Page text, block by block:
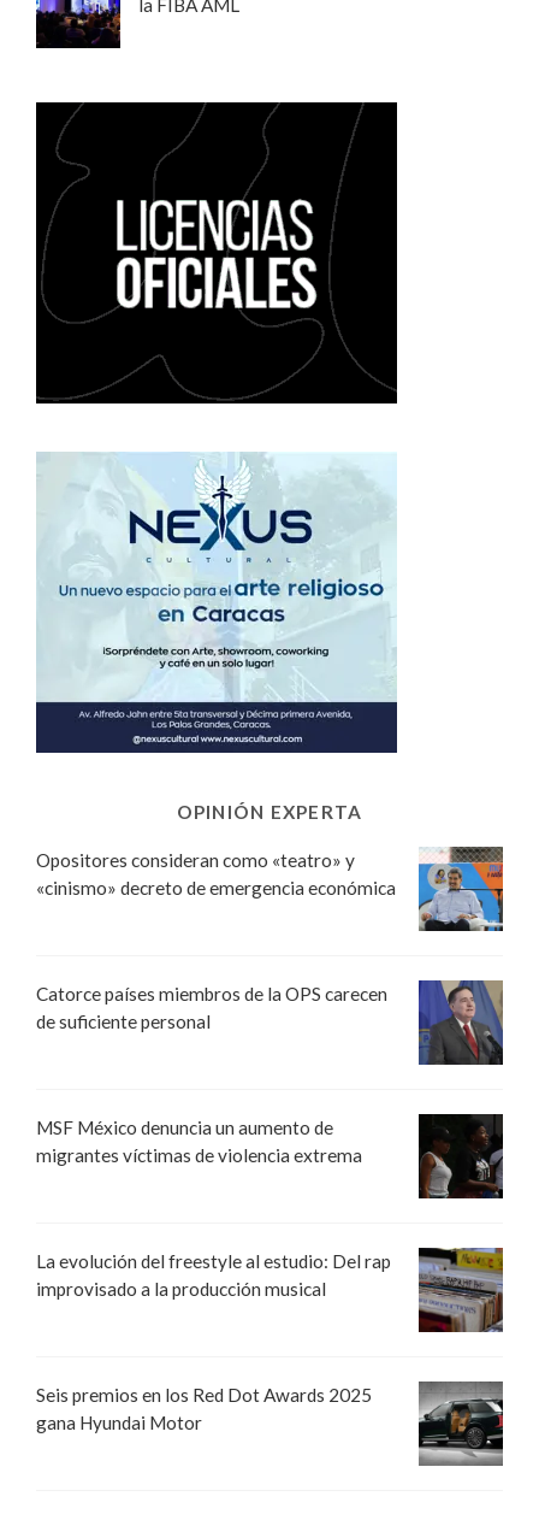
OPINIÓN EXPERTA
Opositores consideran como «teatro» y
«cinismo» decreto de emergencia económica
Catorce países miembros de la OPS carecen
de suficiente personal
MSF México denuncia un aumento de
migrantes víctimas de violencia extrema
La evolución del freestyle al estudio: Del rap
improvisado a la producción musical
Seis premios en los Red Dot Awards 2025
gana Hyundai Motor